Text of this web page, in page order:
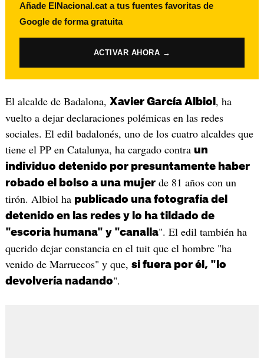
Añade ElNacional.cat a tus fuentes favoritas de
Google de forma gratuita
ACTIVAR AHORA →
El alcalde de Badalona, Xavier García Albiol , ha
vuelto a dejar declaraciones polémicas en las redes
sociales. El edil badalonés, uno de los cuatro alcaldes que
tiene el PP en Catalunya, ha cargado contra un
individuo detenido por presuntamente haber
robado el bolso a una mujerde 81 años con un
tirón. Albiol ha publicado una fotografía del
detenido en las redes y lo ha tildado de
"escoria humana" y "canalla". El edil también ha
querido dejar constancia en el tuit que el hombre "ha
venido de Marruecos" y que, si fuera por él, "lo
devolvería nadando".